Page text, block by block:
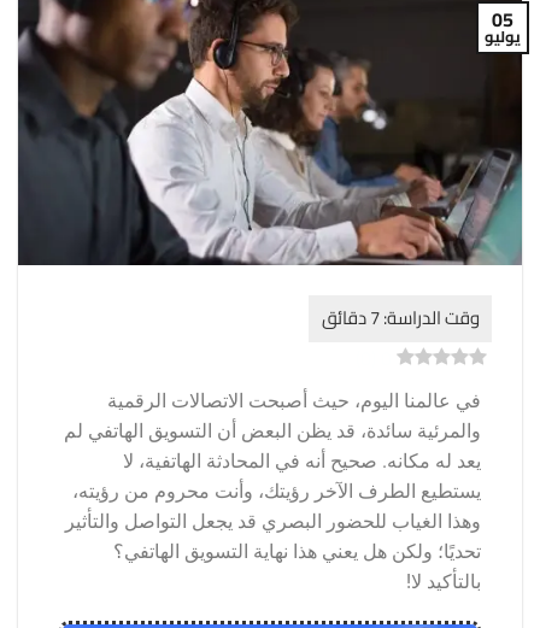
05
يوليو
في عالمنا اليوم، حيث أصبحت الاتصالات الرقمية
والمرئية سائدة، قد يظن البعض أن التسويق الهاتفي لم
يعد له مكانه. صحيح أنه في المحادثة الهاتفية، لا
يستطيع الطرف الآخر رؤيتك، وأنت محروم من رؤيته،
وهذا الغياب للحضور البصري قد يجعل التواصل والتأثير
تحديًا؛ ولكن هل يعني هذا نهاية التسويق الهاتفي؟
بالتأكيد لا!